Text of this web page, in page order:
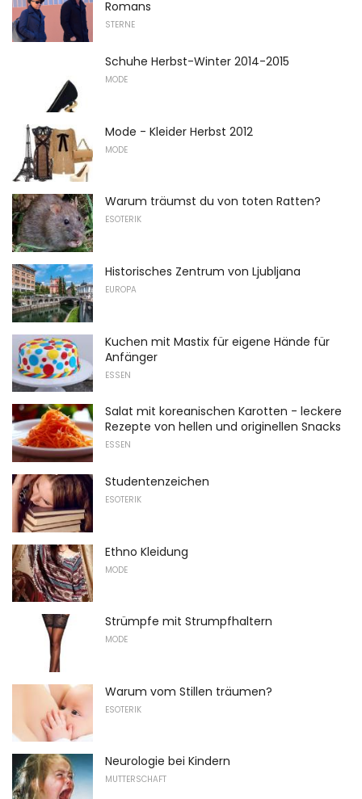
Romans
STERNE
Schuhe Herbst-Winter 2014-2015
MODE
Mode - Kleider Herbst 2012
MODE
Warum träumst du von toten Ratten?
ESOTERIK
Historisches Zentrum von Ljubljana
EUROPA
Kuchen mit Mastix für eigene Hände für
Anfänger
ESSEN
Salat mit koreanischen Karotten - leckere
Rezepte von hellen und originellen Snacks
ESSEN
Studentenzeichen
ESOTERIK
Ethno Kleidung
MODE
Strümpfe mit Strumpfhaltern
MODE
Warum vom Stillen träumen?
ESOTERIK
Neurologie bei Kindern
MUTTERSCHAFT